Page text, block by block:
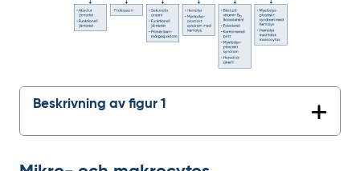
Beskrivning av figur 1